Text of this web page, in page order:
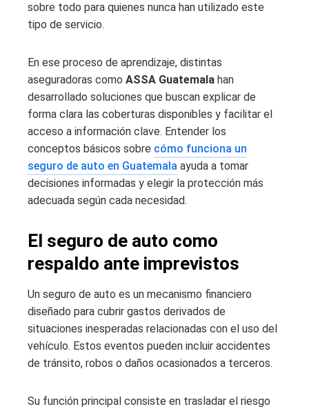
sobre todo para quienes nunca han utilizado este
tipo de servicio.
En ese proceso de aprendizaje, distintas
aseguradoras como ASSA Guatemala han
desarrollado soluciones que buscan explicar de
forma clara las coberturas disponibles y facilitar el
acceso a información clave. Entender los
conceptos básicos sobre cómo funciona un
seguro de auto en Guatemala ayuda a tomar
decisiones informadas y elegir la protección más
adecuada según cada necesidad.
El seguro de auto como
respaldo ante imprevistos
Un seguro de auto es un mecanismo financiero
diseñado para cubrir gastos derivados de
situaciones inesperadas relacionadas con el uso del
vehículo. Estos eventos pueden incluir accidentes
de tránsito, robos o daños ocasionados a terceros.
Su función principal consiste en trasladar el riesgo